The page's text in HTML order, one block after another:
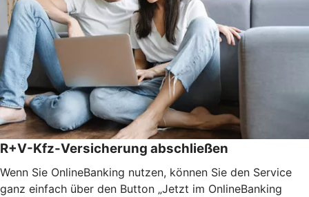
R+V-Kfz-Versicherung abschließen
Wenn Sie OnlineBanking nutzen, können Sie den Service
ganz einfach über den Button „Jetzt im OnlineBanking